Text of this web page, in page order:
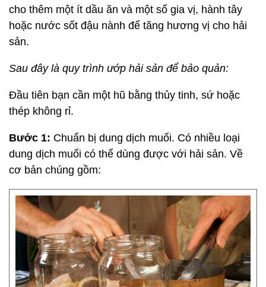
cho thêm một ít dầu ăn và một số gia vị, hành tây
hoặc nước sốt đậu nành để tăng hương vị cho hải
sản.
Sau đây là quy trình ướp hải sản để bảo quản:
Đầu tiên bạn cần một hũ bằng thủy tinh, sứ hoặc
thép không rỉ.
Bước 1: Chuẩn bị dung dịch muối. Có nhiều loại
dung dịch muối có thể dùng được với hải sản. Về
cơ bản chúng gồm: